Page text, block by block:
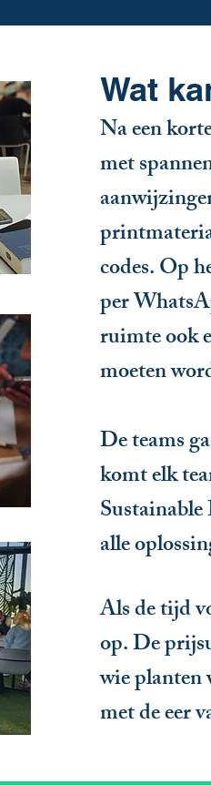
Wat
Na een
met
codes. Op
per
ruimte ook
moeten
De teams
komt elk
alle
Als de tijd
op. De
wie planten
met de eer